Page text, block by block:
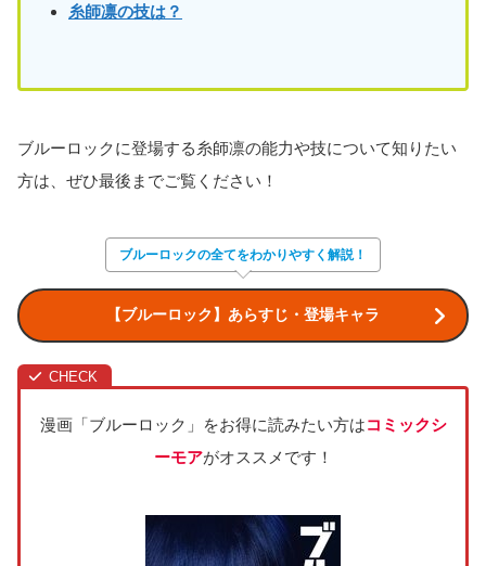
糸師凛の技は？
ブルーロックに登場する糸師凛の能力や技について知りたい
方は、ぜひ最後までご覧ください！
ブルーロックの全てをわかりやすく解説！
【ブルーロック】あらすじ・登場キャラ
漫画「ブルーロック」をお得に読みたい方はコミックシ
ーモアがオススメです！